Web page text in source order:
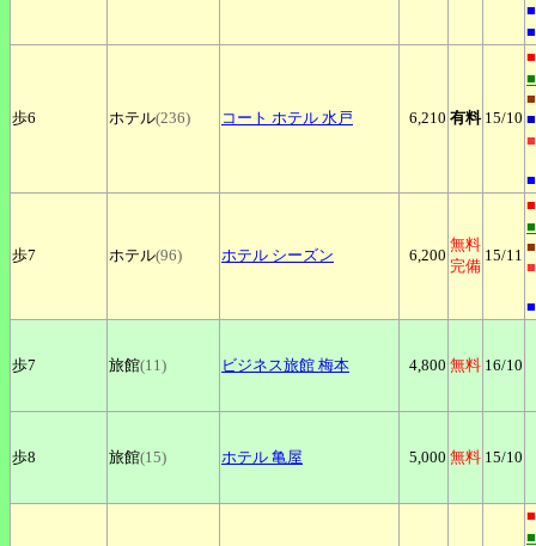
■
■
歩6 ホテル(236) コート ホテル 水戸 6,210 有料 15/10
■
■
■
■
■
歩7 ホテル(96) ホテル シーズン 6,200
無料
完備
15/11
■
■
■
■
歩7 旅館(11) ビジネス旅館 梅本 4,800 無料 16/10
歩8 旅館(15) ホテル 亀屋 5,000 無料 15/10
■